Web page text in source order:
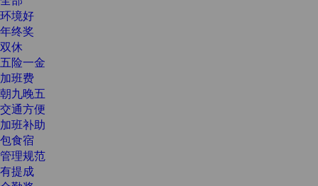
环境好
年终奖
双休
五险一金
加班费
朝九晚五
交通方便
加班补助
包食宿
管理规范
有提成